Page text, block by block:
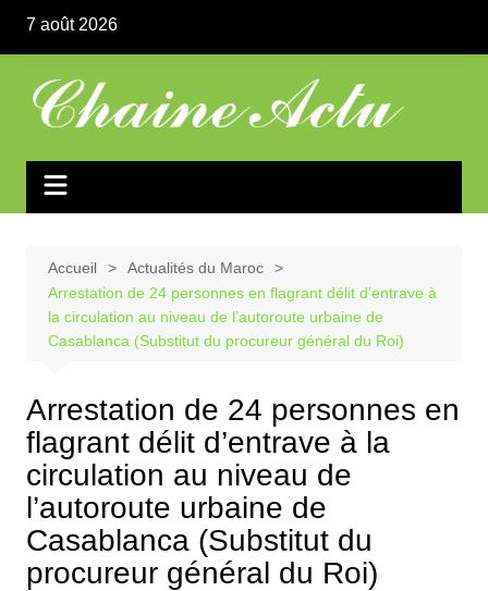
contenu
7 août 2026
Accueil
Actualités du Maroc
Arrestation de 24 personnes en flagrant délit d’entrave à
la circulation au niveau de l’autoroute urbaine de
Casablanca (Substitut du procureur général du Roi)
Arrestation de 24 personnes en
flagrant délit d’entrave à la
circulation au niveau de
l’autoroute urbaine de
Casablanca (Substitut du
procureur général du Roi)